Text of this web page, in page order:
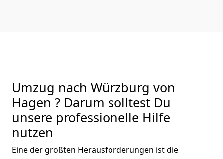
Umzug nach Würzburg von
Hagen ? Darum solltest Du
unsere professionelle Hilfe
nutzen
Eine der größten Herausforderungen ist die